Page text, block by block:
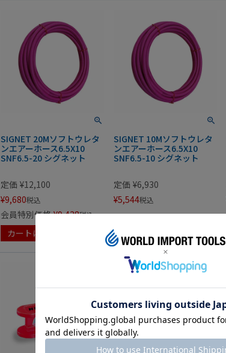
SIGNET 20Mソフトウレタ
ンエアーホース6.5X10
SNF6.5-20 シグネット
定価 ¥12,100
¥9,680税込
会員特別価格 ¥9,438税込
カートに入れる
SIGNET 10Mソフトウレタ
ンエアーホース6.5X10
SNF6.5-10 シグネット
定価 ¥6,930
¥5,544税込